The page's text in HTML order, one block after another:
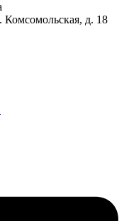
Комсомольская, д. 18